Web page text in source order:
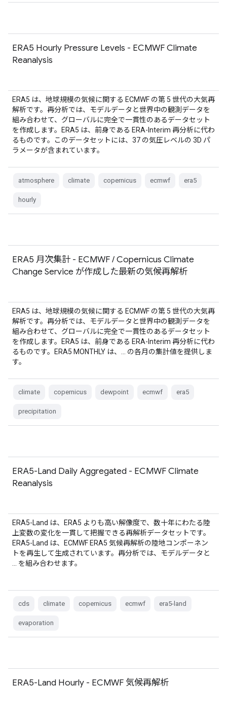
ERA5 Hourly Pressure Levels - ECMWF Climate
Reanalysis
ERA5 は、地球規模の気候に関する ECMWF の第 5 世代の大気再
解析です。再分析では、モデルデータと世界中の観測データを
組み合わせて、グローバルに完全で一貫性のあるデータセット
を作成します。ERA5 は、前身である ERA-Interim 再分析に代わ
るものです。このデータセットには、37 の気圧レベルの 3D パ
ラメータが含まれています。
atmosphere climate copernicus ecmwf era5
hourly
ERA5 月次集計 - ECMWF / Copernicus Climate
Change Service が作成した最新の気候再解析
ERA5 は、地球規模の気候に関する ECMWF の第 5 世代の大気再
解析です。再分析では、モデルデータと世界中の観測データを
組み合わせて、グローバルに完全で一貫性のあるデータセット
を作成します。ERA5 は、前身である ERA-Interim 再分析に代わ
るものです。ERA5 MONTHLY は、… の各月の集計値を提供しま
す。
climate copernicus dewpoint ecmwf era5
precipitation
ERA5-Land Daily Aggregated - ECMWF Climate
Reanalysis
ERA5-Land は、ERA5 よりも高い解像度で、数十年にわたる陸
上変数の変化を一貫して把握できる再解析データセットです。
ERA5-Land は、ECMWF ERA5 気候再解析の陸地コンポーネン
トを再生して生成されています。再分析では、モデルデータと
… を組み合わせます。
cds climate copernicus ecmwf era5-land
evaporation
ERA5-Land Hourly - ECMWF 気候再解析